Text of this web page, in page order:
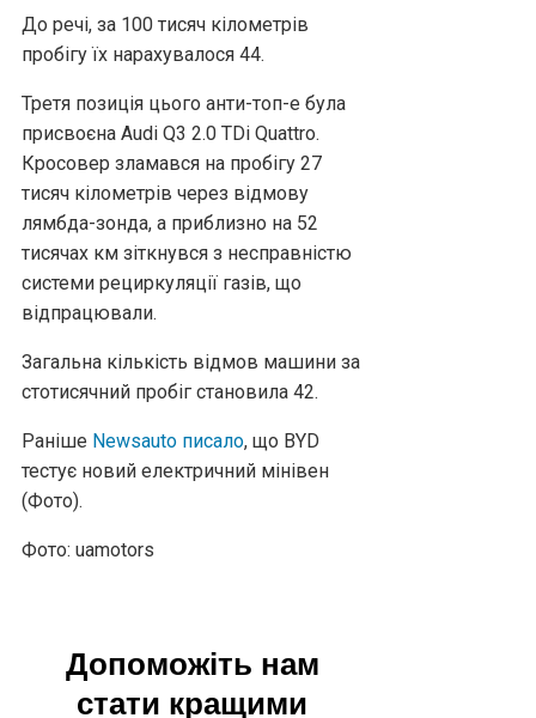
До речі, за 100 тисяч кілометрів
пробігу їх нарахувалося 44.
Третя позиція цього анти-топ-е була
присвоєна Audi Q3 2.0 TDi Quattro.
Кросовер зламався на пробігу 27
тисяч кілометрів через відмову
лямбда-зонда, а приблизно на 52
тисячах км зіткнувся з несправністю
системи рециркуляції газів, що
відпрацювали.
Загальна кількість відмов машини за
стотисячний пробіг становила 42.
Раніше Newsauto писало, що BYD
тестує новий електричний мінівен
(Фото).
Фото: uamotors
Допоможіть нам
стати кращими